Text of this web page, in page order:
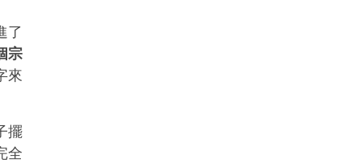
了
宗
來
擺
全